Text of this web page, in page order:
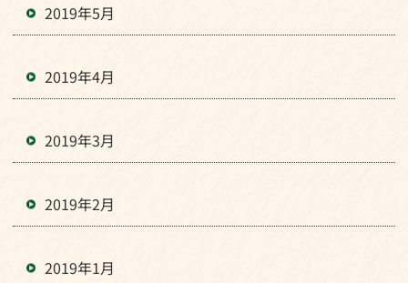
2019年5月
2019年4月
2019年3月
2019年2月
2019年1月